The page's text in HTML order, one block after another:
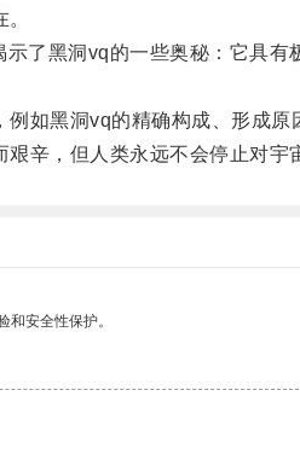
黑洞vq的一些奥秘：它具有
黑洞vq的精确构成、形成原
，但人类永远不会停止对宇
安全性保护。